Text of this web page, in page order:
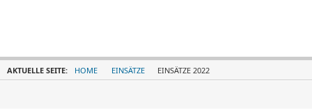
AKTUELLE SEITE: HOME EINSÄTZE EINSÄTZE 2022